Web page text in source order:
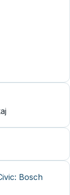
Bosch